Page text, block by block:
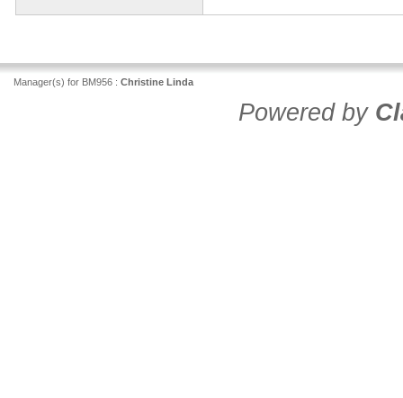
Manager(s) for BM956 : Christine Linda
Powered by